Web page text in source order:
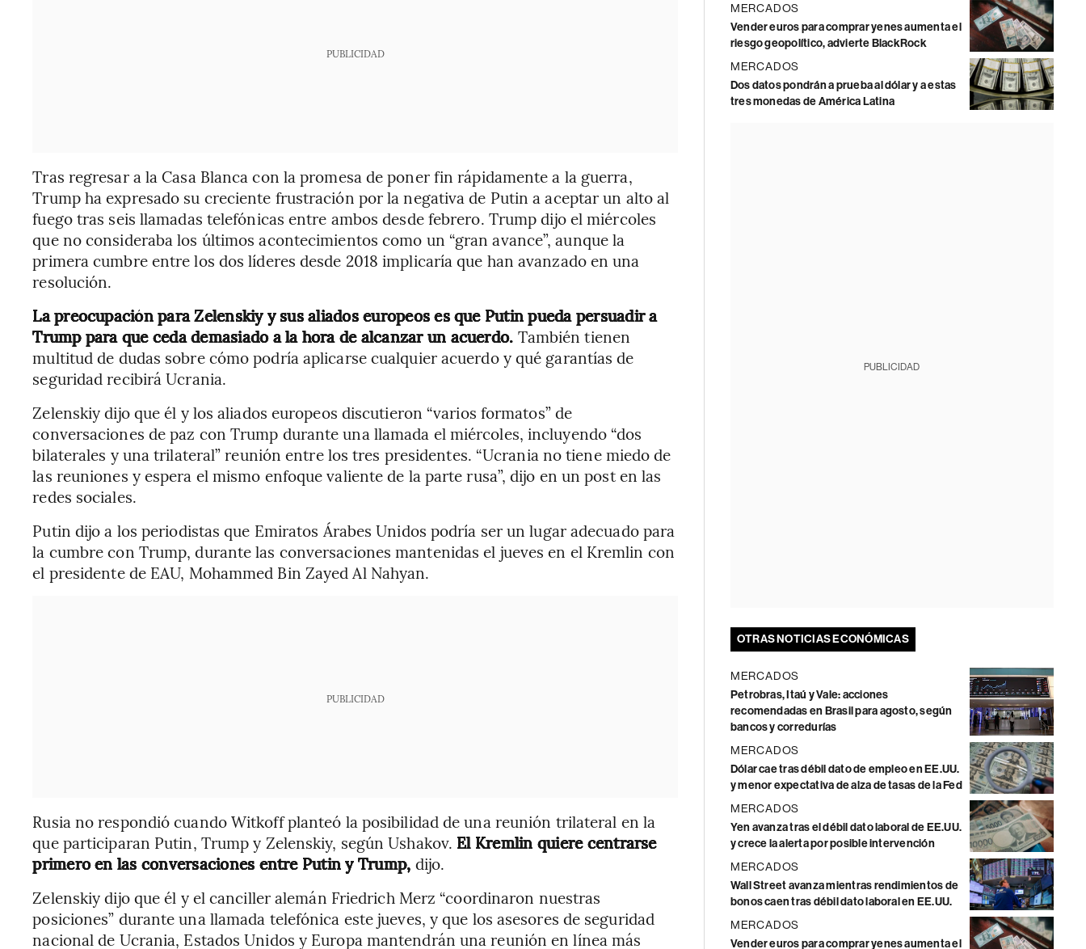
PUBLICIDAD
Tras regresar a la Casa Blanca con la promesa de poner fin rápidamente a la guerra,
Trump ha expresado su creciente frustración por la negativa de Putin a aceptar un alto al
fuego tras seis llamadas telefónicas entre ambos desde febrero. Trump dijo el miércoles
que no consideraba los últimos acontecimientos como un “gran avance”, aunque la
primera cumbre entre los dos líderes desde 2018 implicaría que han avanzado en una
resolución.
La preocupación para Zelenskiy y sus aliados europeos es que Putin pueda persuadir a
Trump para que ceda demasiado a la hora de alcanzar un acuerdo. También tienen
multitud de dudas sobre cómo podría aplicarse cualquier acuerdo y qué garantías de
seguridad recibirá Ucrania.
Zelenskiy dijo que él y los aliados europeos discutieron “varios formatos” de
conversaciones de paz con Trump durante una llamada el miércoles, incluyendo “dos
bilaterales y una trilateral” reunión entre los tres presidentes. “Ucrania no tiene miedo de
las reuniones y espera el mismo enfoque valiente de la parte rusa”, dijo en un post en las
redes sociales.
Putin dijo a los periodistas que Emiratos Árabes Unidos podría ser un lugar adecuado para
la cumbre con Trump, durante las conversaciones mantenidas el jueves en el Kremlin con
el presidente de EAU, Mohammed Bin Zayed Al Nahyan.
PUBLICIDAD
Rusia no respondió cuando Witkoff planteó la posibilidad de una reunión trilateral en la
que participaran Putin, Trump y Zelenskiy, según Ushakov. El Kremlin quiere centrarse
primero en las conversaciones entre Putin y Trump, dijo.
Zelenskiy dijo que él y el canciller alemán Friedrich Merz “coordinaron nuestras
posiciones” durante una llamada telefónica este jueves, y que los asesores de seguridad
nacional de Ucrania, Estados Unidos y Europa mantendrán una reunión en línea más
MERCADOS
Vender euros para comprar yenes aumenta el
riesgo geopolítico, advierte BlackRock
MERCADOS
Dos datos pondrán a prueba al dólar y a estas
tres monedas de América Latina
PUBLICIDAD
OTRAS NOTICIAS ECONÓMICAS
MERCADOS
Petrobras, Itaú y Vale: acciones
recomendadas en Brasil para agosto, según
bancos y corredurías
MERCADOS
Dólar cae tras débil dato de empleo en EE.UU.
y menor expectativa de alza de tasas de la Fed
MERCADOS
Yen avanza tras el débil dato laboral de EE.UU.
y crece la alerta por posible intervención
MERCADOS
Wall Street avanza mientras rendimientos de
bonos caen tras débil dato laboral en EE.UU.
MERCADOS
Vender euros para comprar yenes aumenta el